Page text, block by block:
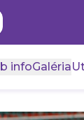
infoGaléria